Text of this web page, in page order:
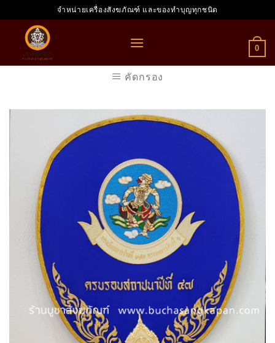
to
content
จำหน่ายเครื่องสังฆภัณฑ์ และของทำบุญทุกชนิด
0
คัดกรอง